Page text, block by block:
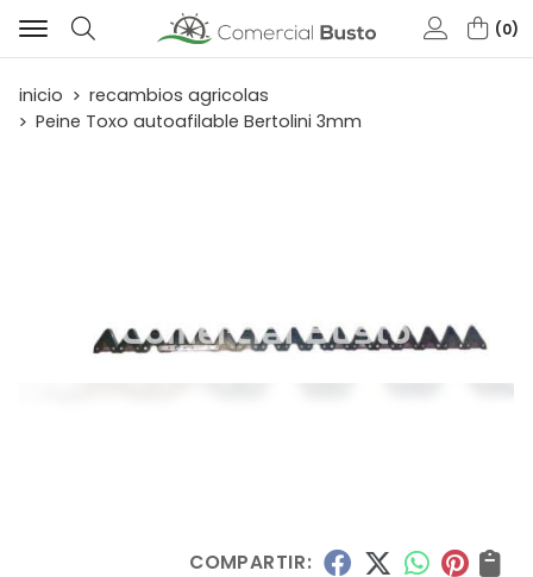
Buscar
0
inicio
recambios agricolas
Peine Toxo autoafilable Bertolini 3mm
COMPARTIR: